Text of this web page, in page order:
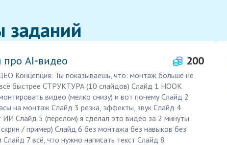
AI‑видео 200
Концепция: Ты показываешь, что: монтаж больше не
быстрее СТРУКТУРА (10 слайдов) Слайд 1 HOOK
видео (мелко снизу) и вот почему Слайд 2
на монтаж Слайд 3 резка, эффекты, звук Слайд 4
ИИ Слайд 5 (перелом) я сделал это видео за 2 минуты
/ пример) Слайд 6 без монтажа без навыков без
7 всё, что нужно написать текст Слайд 8